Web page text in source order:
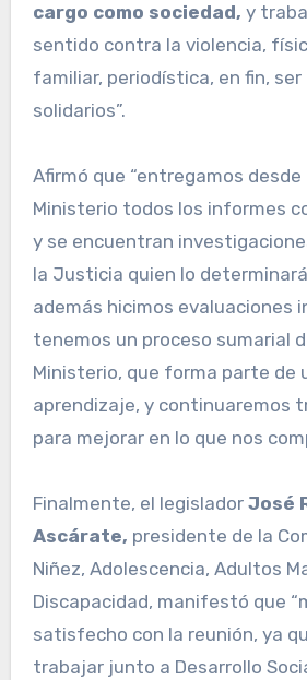
cargo como sociedad, y
sentido contra la violencia,
familiar, periodística, en fin,
solidarios”.
Afirmó que “entregamos
Ministerio todos los informes
y se encuentran
la Justicia quien lo
además hicimos evaluaciones
tenemos un proceso sumarial
Ministerio, que forma parte de
aprendizaje, y continuaremos
para mejorar en lo que nos
Finalmente, el legislador José
Ascárate, presidente de la
Niñez, Adolescencia, Adultos
Discapacidad, manifestó que
satisfecho con la reunión, ya
trabajar junto a Desarrollo